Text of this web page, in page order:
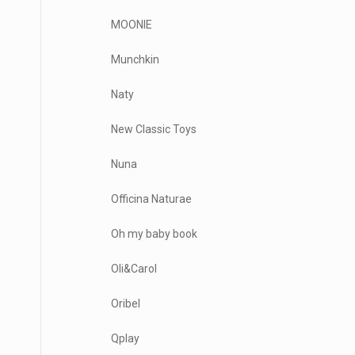
MOONIE
Munchkin
Naty
New Classic Toys
Nuna
Officina Naturae
Oh my baby book
Oli&Carol
Oribel
Qplay